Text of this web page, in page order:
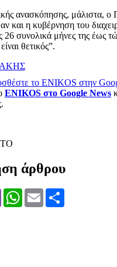
ανασκόπησης, μάλιστα,
και η κυβέρνηση του
26 συνολικά μήνες της έως
θετικός”.
το ENIKOS στην
ENIKOS στο Google News
άρθρου
Viber WhatsApp
Email